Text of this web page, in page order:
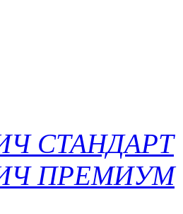
СТАНДАРТ
ПРЕМИУМ